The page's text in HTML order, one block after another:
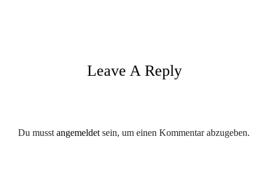
Leave A Reply
Du musstangemeldetsein, um einen Kommentar abzugeben.